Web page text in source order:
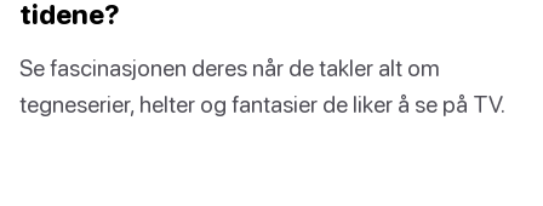
tidene?
Se fascinasjonen deres når de takler alt om
tegneserier, helter og fantasier de liker å se på TV.